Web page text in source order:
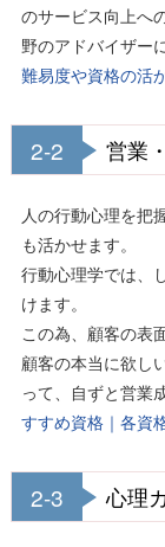
のサービス向上へ
野のアドバイザー
難易度や資格の活
2-2 営業
人の行動心理を把
も活かせます。
行動心理学では、
けます。
この為、顧客の表
顧客の本当に欲し
って、自ずと営業
すすめ資格｜各資
2-3 心理